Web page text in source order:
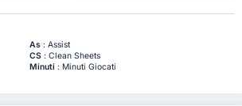
As: Assist
CS: Clean Sheets
Minuti : Minuti Giocati